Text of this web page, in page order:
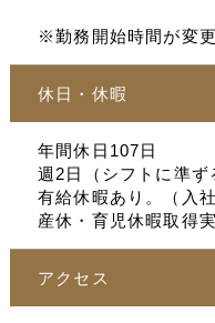
※勤務開始時間が変
休日・休暇
年間休日107日
週2日（シフトに準ず
有給休暇あり。（入
産休・育児休暇取得
アクセス